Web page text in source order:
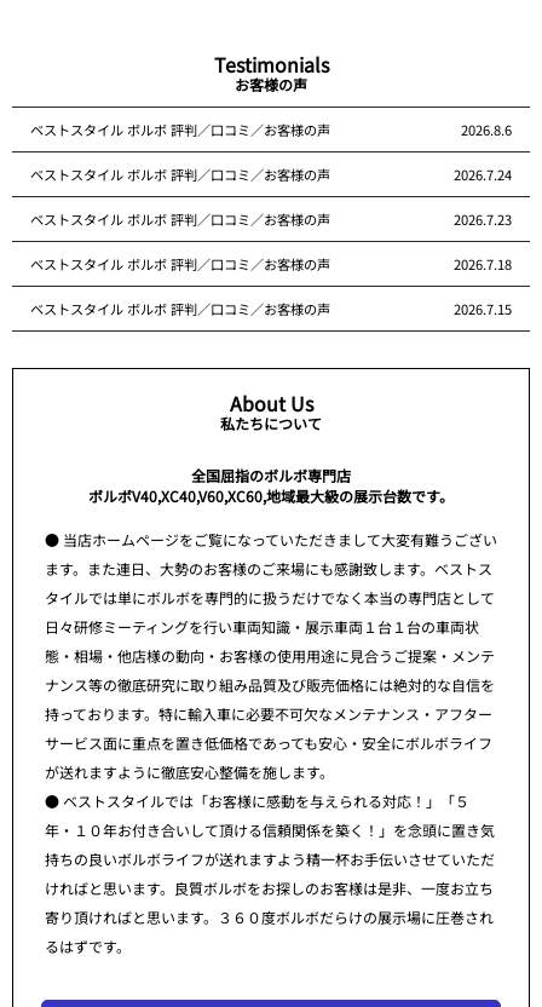
Testimonials
お客様の声
ベストスタイル ボルボ 評判／口コミ／お客様の声 2026.8.6
ベストスタイル ボルボ 評判／口コミ／お客様の声 2026.7.24
ベストスタイル ボルボ 評判／口コミ／お客様の声 2026.7.23
ベストスタイル ボルボ 評判／口コミ／お客様の声 2026.7.18
ベストスタイル ボルボ 評判／口コミ／お客様の声 2026.7.15
About Us
私たちについて
全国屈指のボルボ専門店
ボルボV40,XC40,V60,XC60,地域最大級の展示台数です。
● 当店ホームページをご覧になっていただきまして大変有難うござい
ます。また連日、大勢のお客様のご来場にも感謝致します。ベストス
タイルでは単にボルボを専門的に扱うだけでなく本当の専門店として
日々研修ミーティングを行い車両知識・展示車両１台１台の車両状
態・相場・他店様の動向・お客様の使用用途に見合うご提案・メンテ
ナンス等の徹底研究に取り組み品質及び販売価格には絶対的な自信を
持っております。特に輸入車に必要不可欠なメンテナンス・アフター
サービス面に重点を置き低価格であっても安心・安全にボルボライフ
が送れますように徹底安心整備を施します。
● ベストスタイルでは「お客様に感動を与えられる対応！」「５
年・１０年お付き合いして頂ける信頼関係を築く！」を念頭に置き気
持ちの良いボルボライフが送れますよう精一杯お手伝いさせていただ
ければと思います。良質ボルボをお探しのお客様は是非、一度お立ち
寄り頂ければと思います。３６０度ボルボだらけの展示場に圧巻され
るはずです。